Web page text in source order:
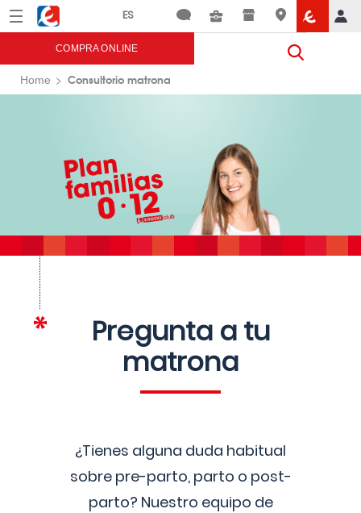
Menú Eroski
COMPRA ONLINE
Home Consultorio matrona
Pregunta a tu
matrona
¿Tienes alguna duda habitual
sobre pre-parto, parto o post-
parto? Nuestro equipo de